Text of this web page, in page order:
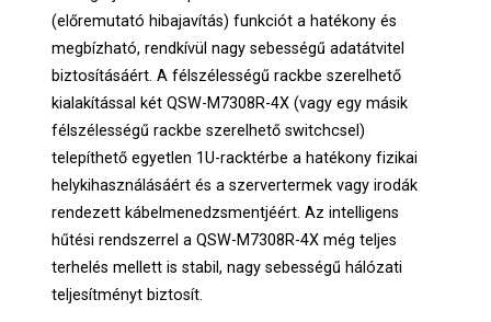
(előremutató hibajavítás) funkciót a hatékony és
megbízható, rendkívül nagy sebességű adatátvitel
biztosításáért. A félszélességű rackbe szerelhető
kialakítással két QSW-M7308R-4X (vagy egy másik
félszélességű rackbe szerelhető switchcsel)
telepíthető egyetlen 1U-racktérbe a hatékony fizikai
helykihasználásáért és a szervertermek vagy irodák
rendezett kábelmenedzsmentjéért. Az intelligens
hűtési rendszerrel a QSW-M7308R-4X még teljes
terhelés mellett is stabil, nagy sebességű hálózati
teljesítményt biztosít.